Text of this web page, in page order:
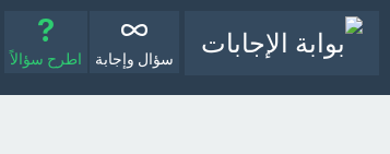
سؤال وإجابة اطرح سؤالاً